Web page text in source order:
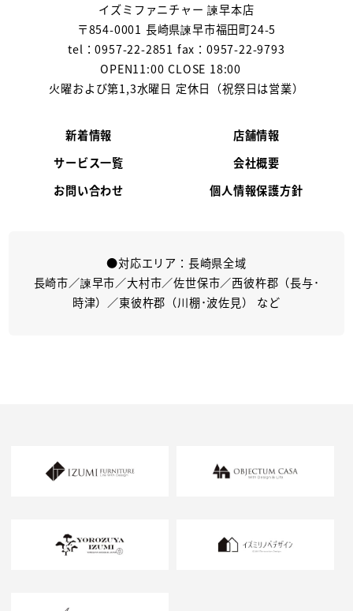
イズミファニチャー 諫早本店
〒854-0001 長崎県諫早市福田町24-5
tel：0957-22-2851 fax：0957-22-9793
OPEN11:00 CLOSE 18:00
火曜および第1,3水曜日 定休日（祝祭日は営業）
新着情報
店舗情報
サービス一覧
会社概要
お問い合わせ
個人情報保護方針
●対応エリア：長崎県全域
長崎市／諫早市／大村市／佐世保市／西彼杵郡（長与･
時津）／東彼杵郡（川棚･波佐見） など